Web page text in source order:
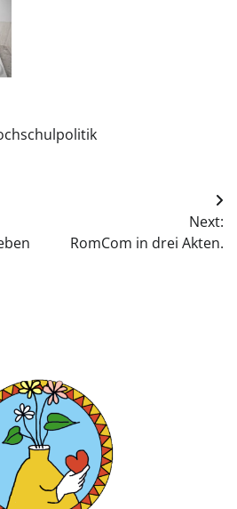
Next:
RomCom in drei Akten.